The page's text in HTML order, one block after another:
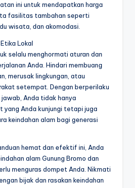
ini untuk mendapatkan harga
fasilitas tambahan seperti
wisata, dan akomodasi.
Lokal
selalu menghormati aturan dan
Anda. Hindari membuang
merusak lingkungan, atau
setempat. Dengan berperilaku
Anda tidak hanya
yang Anda kunjungi tetapi juga
keindahan alam bagi generasi
hemat dan efektif ini, Anda
alam Gunung Bromo dan
menguras dompet Anda. Nikmati
bijak dan rasakan keindahan